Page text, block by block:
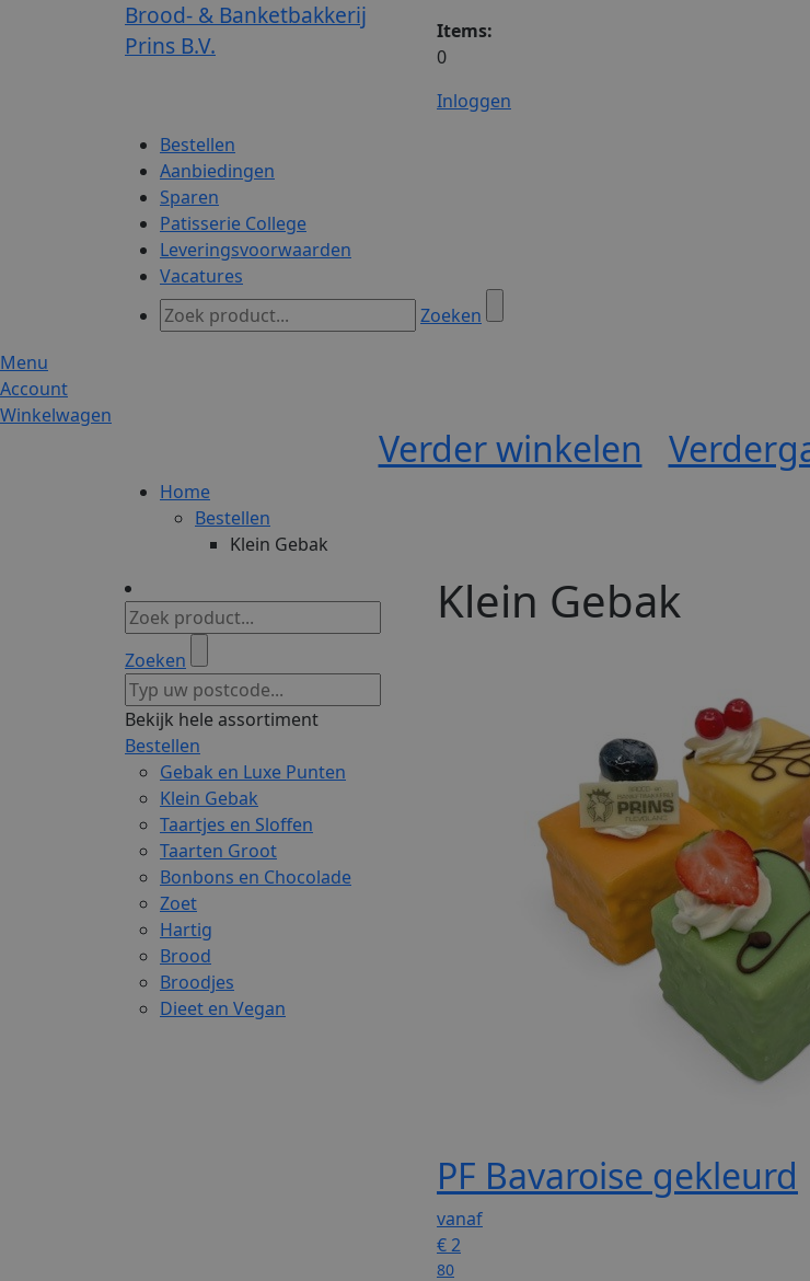
Brood- & Banketbakkerij
Prins B.V.
Items:
0
Inloggen
Bestellen
Aanbiedingen
Sparen
Patisserie College
Leveringsvoorwaarden
Vacatures
Zoeken
Menu
Account
Winkelwagen
Verder winkelen
Home
Bestellen
Klein Gebak
Zoeken
Bekijk hele assortiment
Bestellen
Gebak en Luxe Punten
Klein Gebak
Taartjes en Sloffen
Taarten Groot
Bonbons en Chocolade
Zoet
Hartig
Brood
Broodjes
Dieet en Vegan
Klein Gebak
PF Bavaroise gekleurd
vanaf
€2
80